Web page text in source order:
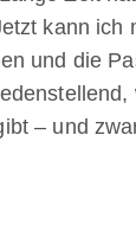
kann ich
und die
– und